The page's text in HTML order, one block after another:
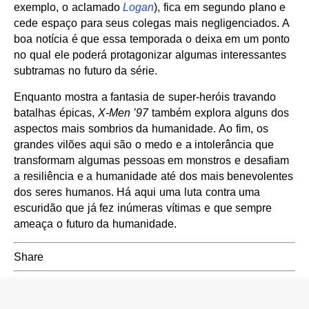
exemplo, o aclamadoLogan), fica em segundo plano e
cede espaço para seus colegas mais negligenciados. A
boa notícia é que essa temporada o deixa em um ponto
no qual ele poderá protagonizar algumas interessantes
subtramas no futuro da série.
Enquanto mostra a fantasia de super-heróis travando
batalhas épicas, X-Men ’97também explora alguns dos
aspectos mais sombrios da humanidade. Ao fim, os
grandes vilões aqui são o medo e a intolerância que
transformam algumas pessoas em monstros e desafiam
a resiliência e a humanidade até dos mais benevolentes
dos seres humanos. Há aqui uma luta contra uma
escuridão que já fez inúmeras vítimas e que sempre
ameaça o futuro da humanidade.
Share